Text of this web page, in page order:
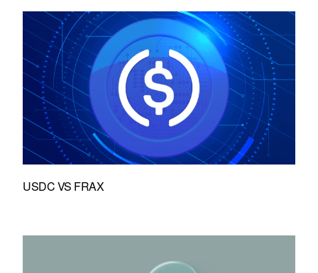
USDC VS FRAX